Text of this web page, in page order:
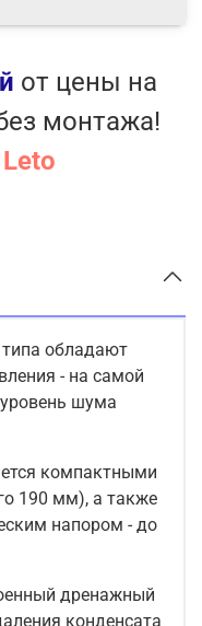
от цены на
монтажа!
типа обладают
- на самой
шума
компактными
190 мм), а также
напором - до
дренажный
конденсата